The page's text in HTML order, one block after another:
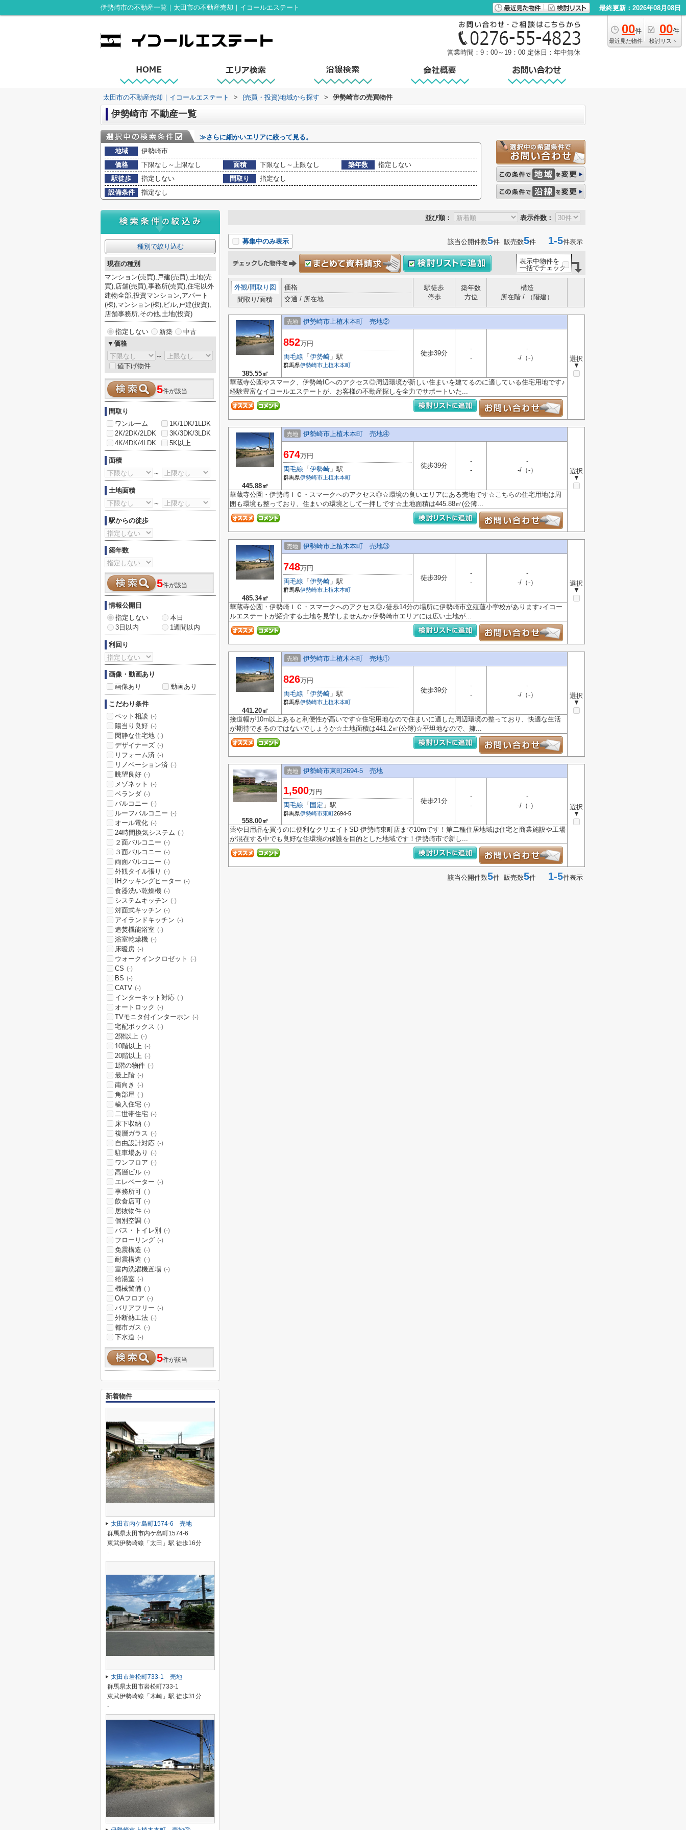
伊勢崎市の不動産一覧｜太田市の不動産売却｜イコールエステート 最終更新：2026年08月08日
00件
最近見た物件
00件
検討リスト
営業時間：9：00～19：00 定休日：年中無休
太田市の不動産売却｜イコールエステート > (売買・投資)地域から探す > 伊勢崎市の売買物件
伊勢崎市 不動産一覧
≫さらに細かいエリアに絞って見る。
地域
伊勢崎市
価格
下限なし～上限なし 面積 下限なし～上限なし 築年数
指定しない
駅徒歩
指定しない 間取り
指定なし
設備条件
指定なし
並び順： 表示件数：
募集中のみ表示 該当公開件数5件 販売数5件 1-5件表示
表示中物件を
一括でチェック
外観/間取り図
間取り/面積
価格
交通 / 所在地
駅徒歩
停歩
築年数
方位
構造
所在階 / （階建）
385.55㎡
売地 伊勢崎市上植木本町 売地②
選択
▼
852万円
両毛線 「 伊勢崎 」駅
群馬県伊勢崎市 上植木本町
徒歩39分
-
-
-
-/（-）
華蔵寺公園やスマーク、伊勢崎ICへのアクセス◎周辺環境が新しい住まいを建てるのに適している住宅用地です♪
経験豊富なイコールエステートが、お客様の不動産探しを全力でサポートいた...
445.88㎡
売地 伊勢崎市上植木本町 売地④
選択
▼
674万円
両毛線 「 伊勢崎 」駅
群馬県伊勢崎市 上植木本町
徒歩39分
-
-
-
-/（-）
華蔵寺公園・伊勢崎ＩＣ・スマークへのアクセス◎☆環境の良いエリアにある売地です☆こちらの住宅用地は周
囲も環境も整っており、住まいの環境として一押しです☆土地面積は445.88㎡(公簿...
485.34㎡
売地 伊勢崎市上植木本町 売地③
選択
▼
748万円
両毛線 「 伊勢崎 」駅
群馬県伊勢崎市 上植木本町
徒歩39分
-
-
-
-/（-）
華蔵寺公園・伊勢崎ＩＣ・スマークへのアクセス◎♪徒歩14分の場所に伊勢崎市立殖蓮小学校があります♪イコー
ルエステートが紹介する土地を見学しませんか♪伊勢崎市エリアには広い土地が...
441.20㎡
売地 伊勢崎市上植木本町 売地①
選択
▼
826万円
両毛線 「 伊勢崎 」駅
群馬県伊勢崎市 上植木本町
徒歩39分
-
-
-
-/（-）
接道幅が10m以上あると利便性が高いです☆住宅用地なので住まいに適した周辺環境の整っており、快適な生活
が期待できるのではないでしょうか☆土地面積は441.2㎡(公簿)☆平坦地なので、擁...
558.00㎡
売地 伊勢崎市東町2694-5 売地
選択
▼
1,500万円
両毛線 「 国定 」駅
群馬県伊勢崎市東町2694-5
徒歩21分
-
-
-
-/（-）
薬や日用品を買うのに便利なクリエイトSD 伊勢崎東町店まで10mです！第二種住居地域は住宅と商業施設や工場
が混在する中でも良好な住環境の保護を目的とした地域です！伊勢崎市で新し...
該当公開件数5件 販売数5件 1-5件表示
種別で絞り込む
現在の種別
マンション(売買),戸建(売買),土地(売
買),店舗(売買),事務所(売買),住宅以外
建物全部,投資マンション,アパート
(棟),マンション(棟),ビル,戸建(投資),
店舗事務所,その他,土地(投資)
指定しない 新築
中古
▼価格
～
値下げ物件
5件が該当
間取り
ワンルーム
1K/1DK/1LDK
2K/2DK/2LDK
3K/3DK/3LDK
4K/4DK/4LDK
5K以上
面積
～
土地面積
～
駅からの徒歩
築年数
5件が該当
情報公開日
指定しない
本日
3日以内
1週間以内
利回り
画像・動画あり
画像あり
動画あり
こだわり条件
ペット相談 (-)
陽当り良好 (-)
閑静な住宅地 (-)
デザイナーズ (-)
リフォーム済 (-)
リノベーション済 (-)
眺望良好 (-)
メゾネット (-)
ベランダ (-)
バルコニー (-)
ルーフバルコニー (-)
オール電化 (-)
24時間換気システム (-)
２面バルコニー (-)
３面バルコニー (-)
両面バルコニー (-)
外観タイル張り (-)
IHクッキングヒーター (-)
食器洗い乾燥機 (-)
システムキッチン (-)
対面式キッチン (-)
アイランドキッチン (-)
追焚機能浴室 (-)
浴室乾燥機 (-)
床暖房 (-)
ウォークインクロゼット (-)
CS (-)
BS (-)
CATV (-)
インターネット対応 (-)
オートロック (-)
TVモニタ付インターホン (-)
宅配ボックス (-)
2階以上 (-)
10階以上 (-)
20階以上 (-)
1階の物件 (-)
最上階 (-)
南向き (-)
角部屋 (-)
輸入住宅 (-)
二世帯住宅 (-)
床下収納 (-)
複層ガラス (-)
自由設計対応 (-)
駐車場あり (-)
ワンフロア (-)
高層ビル (-)
エレベーター (-)
事務所可 (-)
飲食店可 (-)
居抜物件 (-)
個別空調 (-)
バス・トイレ別 (-)
フローリング (-)
免震構造 (-)
耐震構造 (-)
室内洗濯機置場 (-)
給湯室 (-)
機械警備 (-)
OAフロア (-)
バリアフリー (-)
外断熱工法 (-)
都市ガス (-)
下水道 (-)
5件が該当
新着物件
太田市内ケ島町1574-6 売地
群馬県太田市内ケ島町1574-6
東武伊勢崎線「太田」駅 徒歩16分
-
太田市岩松町733-1 売地
群馬県太田市岩松町733-1
東武伊勢崎線「木崎」駅 徒歩31分
-